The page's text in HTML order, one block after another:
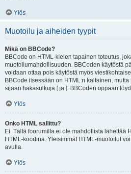
Ylös
Muotoilu ja aiheiden tyypit
Mikä on BBCode?
BBCode on HTML-kielen tapainen toteutus,
muotoilumahdollisuuden. BBCoden käytöstä
voidaan ottaa pois käytöstä myös
BBCode itsessään on HTML:n kaltainen,
sijaan hakasulkuja [ ja ]. BBCoden oppaan
Ylös
Onko HTML sallittu?
Ei. Tällä foorumilla ei ole mahdollista lähettää
HTML-koodina. Yleisimmät HTML-muotoilut
avulla.
Ylös